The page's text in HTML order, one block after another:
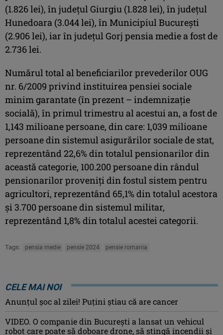
(1.826 lei), în judeţul Giurgiu (1.828 lei), în judeţul
Hunedoara (3.044 lei), în Municipiul Bucureşti
(2.906 lei), iar în judeţul Gorj pensia medie a fost de
2.736 lei.
Numărul total al beneficiarilor prevederilor OUG
nr. 6/2009 privind instituirea pensiei sociale
minim garantate (în prezent – indemnizaţie
socială), în primul trimestru al acestui an, a fost de
1,143 milioane persoane, din care: 1,039 milioane
persoane din sistemul asigurărilor sociale de stat,
reprezentând 22,6% din totalul pensionarilor din
această categorie, 100.200 persoane din rândul
pensionarilor proveniţi din fostul sistem pentru
agricultori, reprezentând 65,1% din totalul acestora
şi 3.700 persoane din sistemul militar,
reprezentând 1,8% din totalul acestei categorii.
Tags: pensia medie pensie 2024 pensie romania
CELE MAI NOI
Anunţul şoc al zilei! Puţini ştiau că are cancer
VIDEO. O companie din București a lansat un vehicul
robot care poate să doboare drone, să stingă incendii și